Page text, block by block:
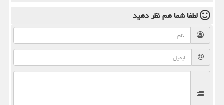
لطفا شما همنظر دهید